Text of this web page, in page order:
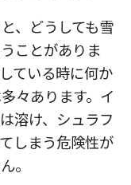
、どうしても雪
ことがありま
ている時に何か
々あります。イ
溶け、シュラフ
しまう危険性が
。